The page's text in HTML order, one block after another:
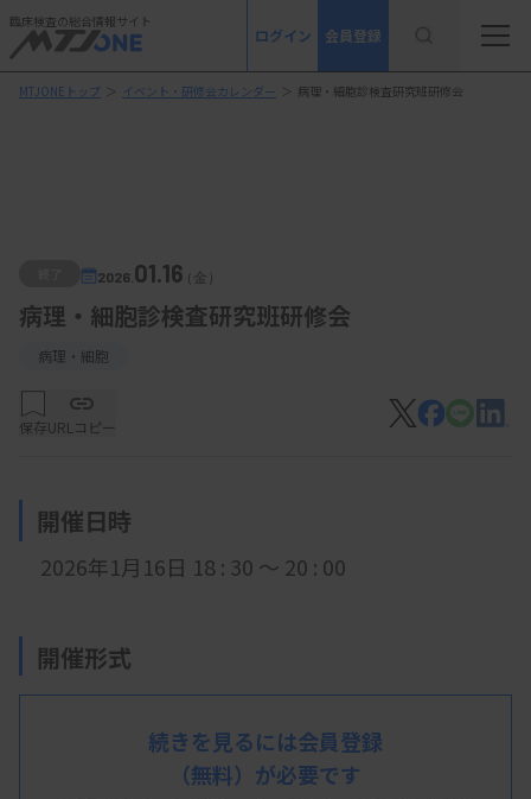
臨床検査の総合情報サイト
ログイン 会員登録
MTJONEトップ ＞ イベント・研修会カレンダー ＞ 病理・細胞診検査研究班研修会
2026. 01.16（金）
病理・細胞診検査研究班研修会
病理・細胞
保存URLコピー
開催日時
2026年1月16日 18 : 30 ～ 20 : 00
開催形式
現地開催
続きを見るには会員登録
（無料）が必要です